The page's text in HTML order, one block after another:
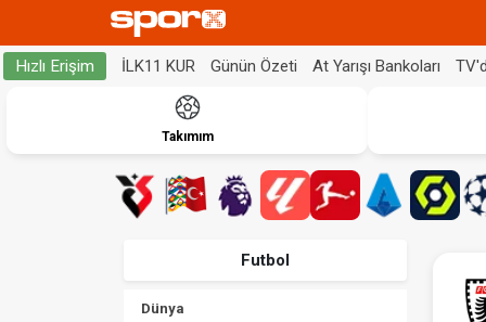
Hızlı Erişim İLK11 KUR Günün Özeti At Yarışı Bankoları
Takımım
Futbol
Dünya